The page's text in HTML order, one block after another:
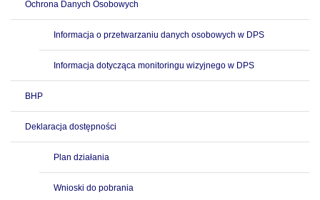
Ochrona Danych Osobowych
Informacja o przetwarzaniu danych osobowych w DPS
Informacja dotycząca monitoringu wizyjnego w DPS
BHP
Deklaracja dostępności
Plan działania
Wnioski do pobrania